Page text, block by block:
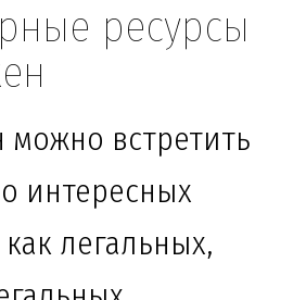
ресурсы
можно встретить
интересных
легальных,